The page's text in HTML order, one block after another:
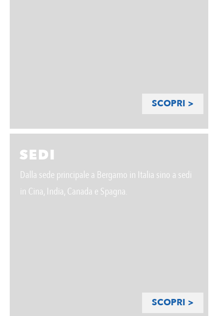
SCOPRI >
SEDI
Dalla sede principale a Bergamo in Italia sino a sedi
in Cina, India, Canada e Spagna.
SCOPRI >